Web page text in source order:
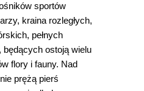
sportów
kraina rozległych,
pełnych
ostoją wielu
flory i fauny. Nad
prężą pierś